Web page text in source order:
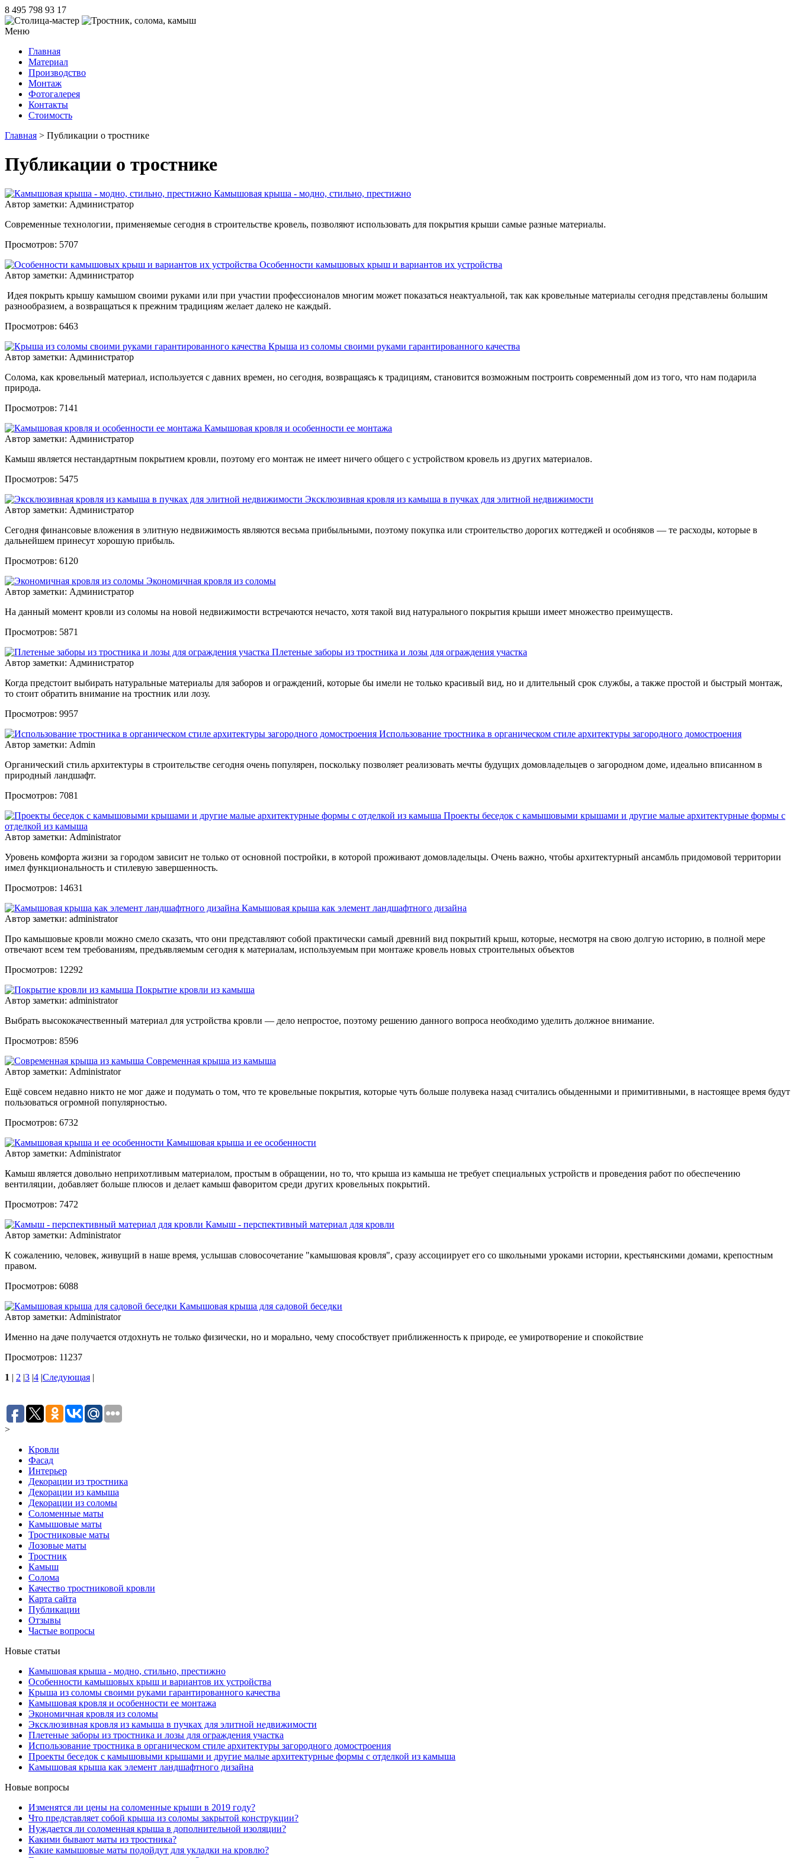
8 495 798 93 17
Меню
Главная
Материал
Производство
Монтаж
Фотогалерея
Контакты
Стоимость
Главная > Публикации о тростнике
Публикации о тростнике
Камышовая крыша - модно, стильно, престижно
Автор заметки: Администратор
Современные технологии, применяемые сегодня в строительстве кровель, позволяют использовать для покрытия крыши самые разные материалы.
Просмотров: 5707
Особенности камышовых крыш и вариантов их устройства
Автор заметки: Администратор
Идея покрыть крышу камышом своими руками или при участии профессионалов многим может показаться неактуальной, так как кровельные материалы сегодня представлены большим
разнообразием, а возвращаться к прежним традициям желает далеко не каждый.
Просмотров: 6463
Крыша из соломы своими руками гарантированного качества
Автор заметки: Администратор
Солома, как кровельный материал, используется с давних времен, но сегодня, возвращаясь к традициям, становится возможным построить современный дом из того, что нам подарила
природа.
Просмотров: 7141
Камышовая кровля и особенности ее монтажа
Автор заметки: Администратор
Камыш является нестандартным покрытием кровли, поэтому его монтаж не имеет ничего общего с устройством кровель из других материалов.
Просмотров: 5475
Эксклюзивная кровля из камыша в пучках для элитной недвижимости
Автор заметки: Администратор
Сегодня финансовые вложения в элитную недвижимость являются весьма прибыльными, поэтому покупка или строительство дорогих коттеджей и особняков — те расходы, которые в
дальнейшем принесут хорошую прибыль.
Просмотров: 6120
Экономичная кровля из соломы
Автор заметки: Администратор
На данный момент кровли из соломы на новой недвижимости встречаются нечасто, хотя такой вид натурального покрытия крыши имеет множество преимуществ.
Просмотров: 5871
Плетеные заборы из тростника и лозы для ограждения участка
Автор заметки: Администратор
Когда предстоит выбирать натуральные материалы для заборов и ограждений, которые бы имели не только красивый вид, но и длительный срок службы, а также простой и быстрый монтаж,
то стоит обратить внимание на тростник или лозу.
Просмотров: 9957
Использование тростника в органическом стиле архитектуры загородного домостроения
Автор заметки: Admin
Органический стиль архитектуры в строительстве сегодня очень популярен, поскольку позволяет реализовать мечты будущих домовладельцев о загородном доме, идеально вписанном в
природный ландшафт.
Просмотров: 7081
Проекты беседок с камышовыми крышами и другие малые архитектурные формы с
отделкой из камыша
Автор заметки: Administrator
Уровень комфорта жизни за городом зависит не только от основной постройки, в которой проживают домовладельцы. Очень важно, чтобы архитектурный ансамбль придомовой территории
имел функциональность и стилевую завершенность.
Просмотров: 14631
Камышовая крыша как элемент ландшафтного дизайна
Автор заметки: administrator
Про камышовые кровли можно смело сказать, что они представляют собой практически самый древний вид покрытий крыш, которые, несмотря на свою долгую историю, в полной мере
отвечают всем тем требованиям, предъявляемым сегодня к материалам, используемым при монтаже кровель новых строительных объектов
Просмотров: 12292
Покрытие кровли из камыша
Автор заметки: administrator
Выбрать высококачественный материал для устройства кровли — дело непростое, поэтому решению данного вопроса необходимо уделить должное внимание.
Просмотров: 8596
Современная крыша из камыша
Автор заметки: Administrator
Ещё совсем недавно никто не мог даже и подумать о том, что те кровельные покрытия, которые чуть больше полувека назад считались обыденными и примитивными, в настоящее время будут
пользоваться огромной популярностью.
Просмотров: 6732
Камышовая крыша и ее особенности
Автор заметки: Administrator
Камыш является довольно неприхотливым материалом, простым в обращении, но то, что крыша из камыша не требует специальных устройств и проведения работ по обеспечению
вентиляции, добавляет больше плюсов и делает камыш фаворитом среди других кровельных покрытий.
Просмотров: 7472
Камыш - перспективный материал для кровли
Автор заметки: Administrator
К сожалению, человек, живущий в наше время, услышав словосочетание "камышовая кровля", сразу ассоциирует его со школьными уроками истории, крестьянскими домами, крепостным
правом.
Просмотров: 6088
Камышовая крыша для садовой беседки
Автор заметки: Administrator
Именно на даче получается отдохнуть не только физически, но и морально, чему способствует приближенность к природе, ее умиротворение и спокойствие
Просмотров: 11237
1 | 2 |3 |4 |Следующая |
>
Кровли
Фасад
Интерьер
Декорации из тростника
Декорации из камыша
Декорации из соломы
Соломенные маты
Камышовые маты
Тростниковые маты
Лозовые маты
Тростник
Камыш
Солома
Качество тростниковой кровли
Карта сайта
Публикации
Отзывы
Частые вопросы
Новые статьи
Камышовая крыша - модно, стильно, престижно
Особенности камышовых крыш и вариантов их устройства
Крыша из соломы своими руками гарантированного качества
Камышовая кровля и особенности ее монтажа
Экономичная кровля из соломы
Эксклюзивная кровля из камыша в пучках для элитной недвижимости
Плетеные заборы из тростника и лозы для ограждения участка
Использование тростника в органическом стиле архитектуры загородного домостроения
Проекты беседок с камышовыми крышами и другие малые архитектурные формы с отделкой из камыша
Камышовая крыша как элемент ландшафтного дизайна
Новые вопросы
Изменятся ли цены на соломенные крыши в 2019 году?
Что представляет собой крыша из соломы закрытой конструкции?
Нуждается ли соломенная крыша в дополнительной изоляции?
Какими бывают маты из тростника?
Какие камышовые маты подойдут для укладки на кровлю?